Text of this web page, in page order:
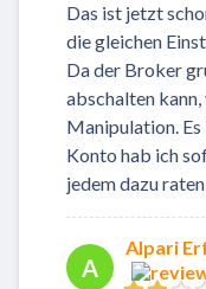
Das ist jetzt
die gleichen
Da der Broker
abschalten
Manipulation.
Konto hab ich
jedem dazu
A
Alpari